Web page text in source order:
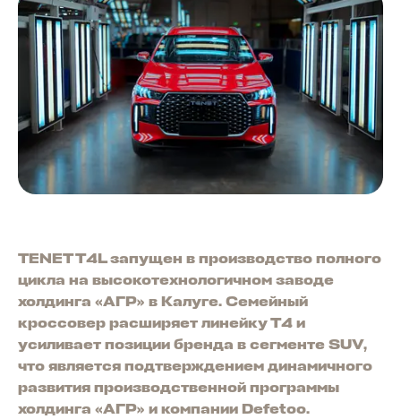
TENET T4L запущен в производство полного
цикла на высокотехнологичном заводе
холдинга «АГР» в Калуге. Семейный
кроссовер расширяет линейку T4 и
усиливает позиции бренда в сегменте SUV,
что является подтверждением динамичного
развития производственной программы
холдинга «АГР» и компании Defetoo.